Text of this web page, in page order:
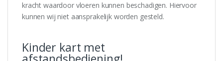
kracht waardoor vloeren kunnen beschadigen. Hiervoor
kunnen wij niet aansprakelijk worden gesteld.
Kinder kart met